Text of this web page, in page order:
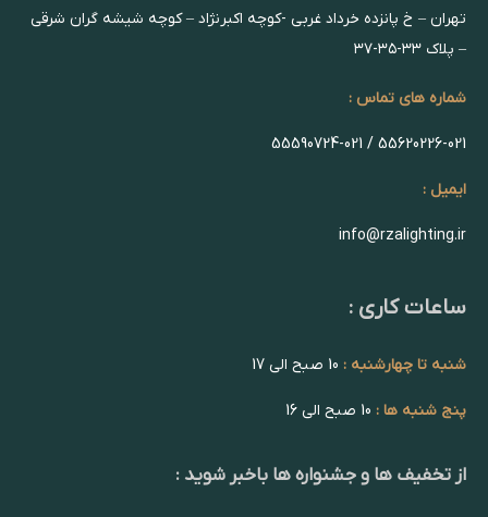
تهران – خ پانزده خرداد غربی -کوچه اکبرنژاد – کوچه شیشه گران شرقی
– پلاک ۳۳-۳۵-۳۷
شماره های تماس :
55620226-021 / 55590724-021
ایمیل :
info@rzalighting.ir
ساعات کاری :
شنبه تا چهارشنبه :
پنج شنبه ها :
از تخفیف ها و جشنواره ها باخبر شوید :